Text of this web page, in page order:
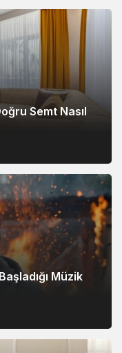
Semt Nasıl
Müzik